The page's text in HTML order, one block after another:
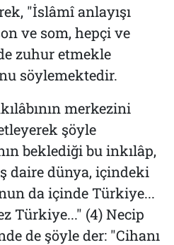
"İslâmî anlayışı
ve som, hepçi ve
zuhur etmekle
söylemektedir.
merkezini
şöyle
beklediği bu inkılâp,
daire dünya, içindeki
da içinde Türkiye...
Türkiye..." (4) Necip
de şöyle der: "Cihanı